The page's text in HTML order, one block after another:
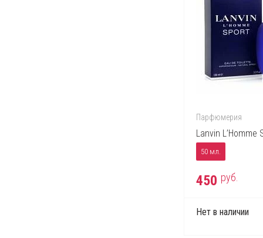
Парфюмерия
Lanvin L’Homme
50 мл.
450 руб.
Нет в наличии